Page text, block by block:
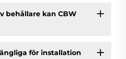
behållare kan CBW
för installation